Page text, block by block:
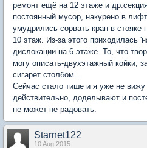
ремонт ещё на 12 этаже и
постоянный мусор, накурено в
умудрились сорвать кран в
10 этаж. Из-за этого приходилась
дислокации на 6 этаже. То, что
могу описать-двухэтажный койки,
сигарет столбом...
Сейчас стало тише и я уже не
действительно, доделывают и
не может не радовать.
Starnet122
10 Aug 2015